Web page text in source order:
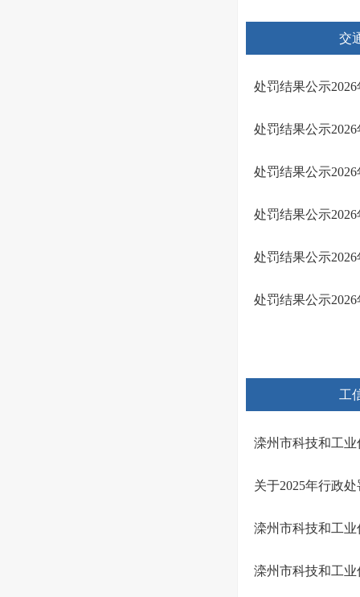
交
处罚结果公示
处罚结果公示
处罚结果公示
处罚结果公示
处罚结果公示
处罚结果公示
工
滦州市科技和工
关于2025年行政
滦州市科技和工
滦州市科技和工